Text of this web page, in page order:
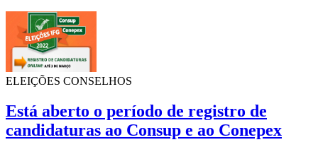
ELEIÇÕES CONSELHOS
Está aberto o período de registro de
candidaturas ao Consup e ao Conepex